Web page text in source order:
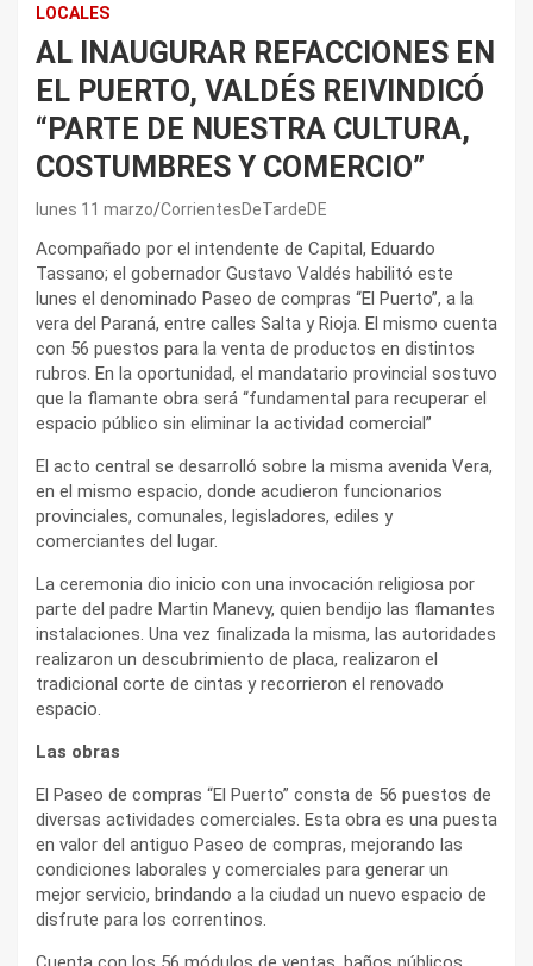
LOCALES
AL INAUGURAR REFACCIONES EN
EL PUERTO, VALDÉS REIVINDICÓ
“PARTE DE NUESTRA CULTURA,
COSTUMBRES Y COMERCIO”
lunes 11 marzo CorrientesDeTardeDE
Acompañado por el intendente de Capital, Eduardo
Tassano; el gobernador Gustavo Valdés habilitó este
lunes el denominado Paseo de compras “El Puerto”, a la
vera del Paraná, entre calles Salta y Rioja. El mismo cuenta
con 56 puestos para la venta de productos en distintos
rubros. En la oportunidad, el mandatario provincial sostuvo
que la flamante obra será “fundamental para recuperar el
espacio público sin eliminar la actividad comercial”
El acto central se desarrolló sobre la misma avenida Vera,
en el mismo espacio, donde acudieron funcionarios
provinciales, comunales, legisladores, ediles y
comerciantes del lugar.
La ceremonia dio inicio con una invocación religiosa por
parte del padre Martin Manevy, quien bendijo las flamantes
instalaciones. Una vez finalizada la misma, las autoridades
realizaron un descubrimiento de placa, realizaron el
tradicional corte de cintas y recorrieron el renovado
espacio.
Las obras
El Paseo de compras “El Puerto” consta de 56 puestos de
diversas actividades comerciales. Esta obra es una puesta
en valor del antiguo Paseo de compras, mejorando las
condiciones laborales y comerciales para generar un
mejor servicio, brindando a la ciudad un nuevo espacio de
disfrute para los correntinos.